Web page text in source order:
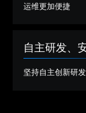
运维更加便捷
自主研发、
坚持自主创新研